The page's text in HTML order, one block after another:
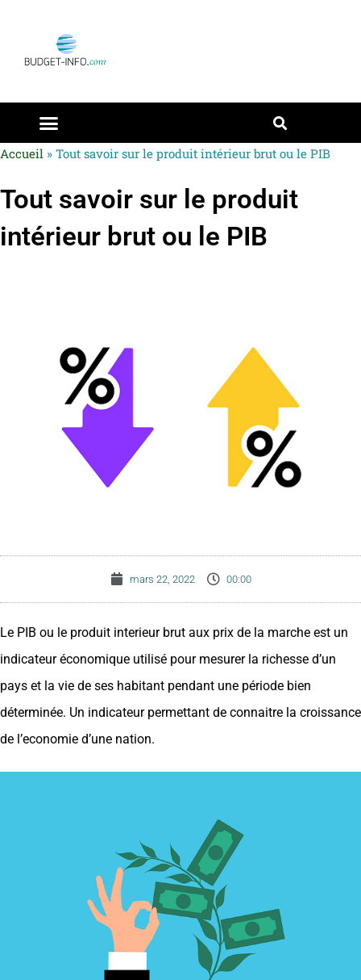
Accueil » Tout savoir sur le produit intérieur brut ou le PIB
Tout savoir sur le produit
intérieur brut ou le PIB
mars 22, 2022 00:00
Le PIB ou le produit interieur brut aux prix de la marche est un
indicateur économique utilisé pour mesurer la richesse d’un
pays et la vie de ses habitant pendant une période bien
déterminée. Un indicateur permettant de connaitre la croissance
de l’economie d’une nation.